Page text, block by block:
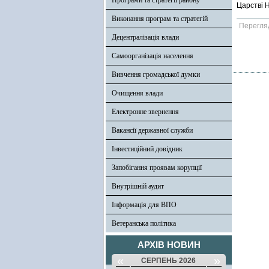
Виконання програм та стратегій
Децентралізація влади
Самоорганізація населення
Вивчення громадської думки
Очищення влади
Електронне звернення
Вакансії державної служби
Інвестиційний довідник
Запобігання проявам корупції
Внутрішній аудит
Інформація для ВПО
Ветеранська політика
АРХІВ НОВИН
« СЕРПЕНЬ 2026 »
Царстві